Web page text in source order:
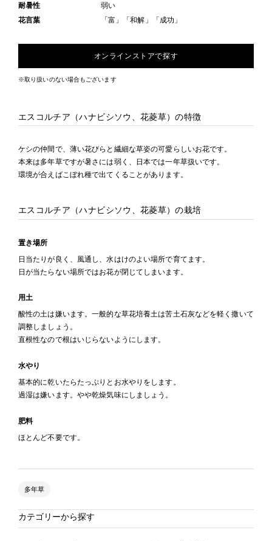
耐暑性
弱い
花言葉
「富」「和解」「成功」
オンラインストアで探す
※取り扱いのない場合もございます
エスコルチア（ハナビシソウ、花菱草）の特徴
ケシの仲間で、薄い花びらと繊細な草姿の可愛らしいお花です。
本来は多年草ですが暑さには弱く、日本では一年草扱いです。
環境が合えばこぼれ種で出てくることがあります。
エスコルチア（ハナビシソウ、花菱草）の栽培
置き場所
日当たりが良く、風通し、水はけのよい場所で育てます。
日が当たらない場所ではお花が閉じてしまいます。
用土
酸性の土は嫌います。一般的な草花培養土は苦土石灰などを軽く撒いて
調整しましょう。
直根性なので根はいじらないようにします。
水やり
基本的に乾いたらたっぷりとお水やりをします。
過湿は嫌います。やや乾燥気味にしましょう。
肥料
ほとんど不要です。
多年草
カテゴリーから探す